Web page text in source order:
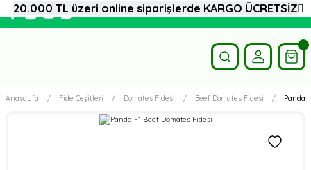
Anasayfa Fide Çeşitleri Domates Fidesi Beef Domates Fidesi Panda
20.000 TL üzeri online siparişlerde KARGO ÜCRETSİZ